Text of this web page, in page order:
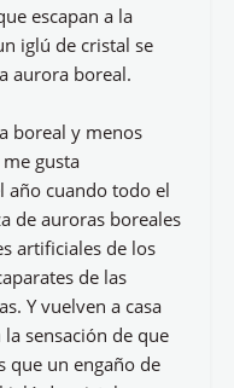
escapan a la
iglú de cristal se
aurora boreal.
boreal y menos
gusta
año cuando todo el
de auroras boreales
artificiales de los
de las
Y vuelven a casa
sensación de que
que un engaño de